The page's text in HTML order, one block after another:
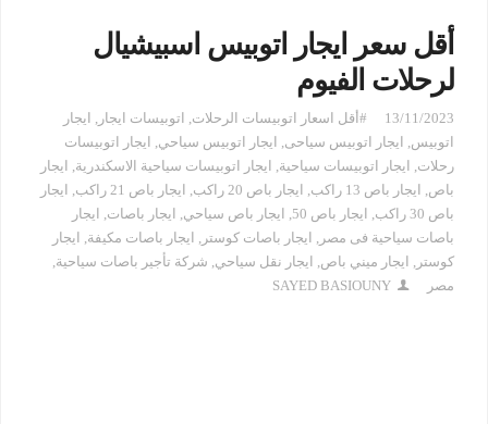
أقل سعر ايجار اتوبيس اسبيشيال
لرحلات الفيوم
13/11/2023 #أقل اسعار اتوبيسات الرحلات, اتوبيسات ايجار , ايجار
اتوبيس, ايجار اتوبيس سياحى, ايجار اتوبيس سياحي, ايجار اتوبيسات
رحلات, ايجار اتوبيسات سياحية, ايجار اتوبيسات سياحية الاسكندرية, ايجار
باص, ايجار باص 13 راكب , ايجار باص 20 راكب , ايجار باص 21 راكب , ايجار
باص 30 راكب
, ايجار باص 50 , ايجار باص سياحي, ايجار باصات, ايجار
باصات سياحية فى مصر , ايجار باصات كوستر , ايجار باصات مكيفة, ايجار
كوستر , ايجار ميني باص, ايجار نقل سياحي, شركة تأجير باصات سياحية,
مصر
SAYED BASIOUNY